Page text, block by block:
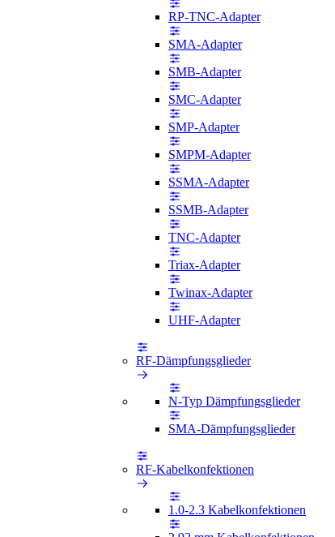
RP-TNC-Adapter
SMA-Adapter
SMB-Adapter
SMC-Adapter
SMP-Adapter
SMPM-Adapter
SSMA-Adapter
SSMB-Adapter
TNC-Adapter
Triax-Adapter
Twinax-Adapter
UHF-Adapter
RF-Dämpfungsglieder
N-Typ Dämpfungsglieder
SMA-Dämpfungsglieder
RF-Kabelkonfektionen
1.0-2.3 Kabelkonfektionen